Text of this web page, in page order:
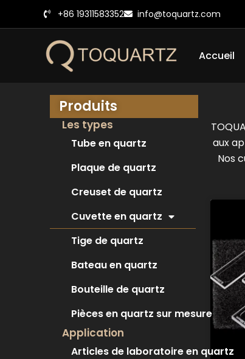
+86 19311583352 info@toquartz.com
Accueil
aux
Nos
Produits
Les types
Tube en quartz
Plaque de quartz
Creuset de quartz
Cuvette en quartz
Tige de quartz
Bateau en quartz
Bouteille de quartz
Pièces en quartz sur mesure
Application
Articles de laboratoire en quartz